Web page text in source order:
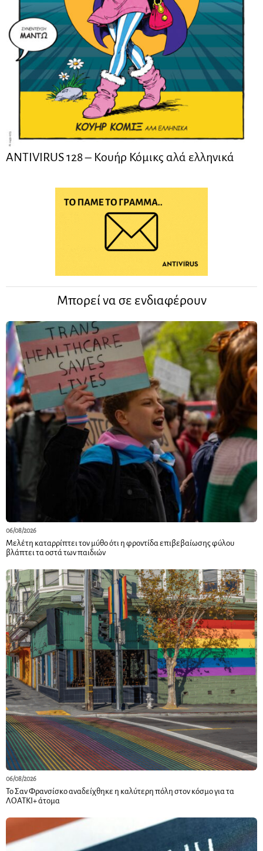
ANTIVIRUS 128 – Kουήρ Κόμικς αλά ελληνικά
Μπορεί να σε ενδιαφέρουν
06/08/2026
Μελέτη καταρρίπτει τον μύθο ότι η φροντίδα επιβεβαίωσης φύλου
βλάπτει τα οστά των παιδιών
06/08/2026
Το Σαν Φρανσίσκο αναδείχθηκε η καλύτερη πόλη στον κόσμο για τα
ΛΟΑΤΚΙ+ άτομα